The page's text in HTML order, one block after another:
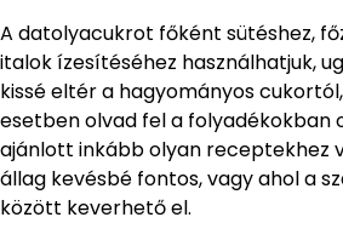
A datolyacukrot főként sütéshez,
italok ízesítéséhez használhatjuk,
kissé eltér a hagyományos
esetben olvad fel a folyadékokban
ajánlott inkább olyan receptekhez
állag kevésbé fontos, vagy ahol a
között keverhető el.